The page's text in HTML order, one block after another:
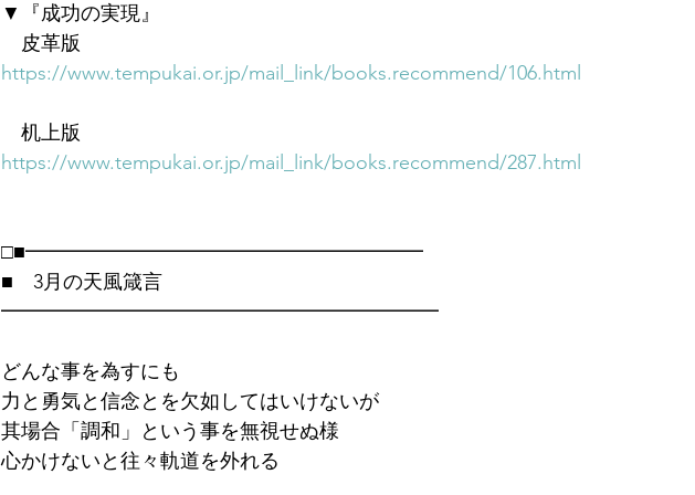
▼『成功の実現』
皮革版
https://www.tempukai.or.jp/mail_link/books.recommend/106.html
机上版
https://www.tempukai.or.jp/mail_link/books.recommend/287.html
□■━━━━━━━━━━━━━━━━━━━━
■　3月の天風箴言
━━━━━━━━━━━━━━━━━━━━━━
どんな事を為すにも
力と勇気と信念とを欠如してはいけないが
其場合「調和」という事を無視せぬ様
心かけないと往々軌道を外れる